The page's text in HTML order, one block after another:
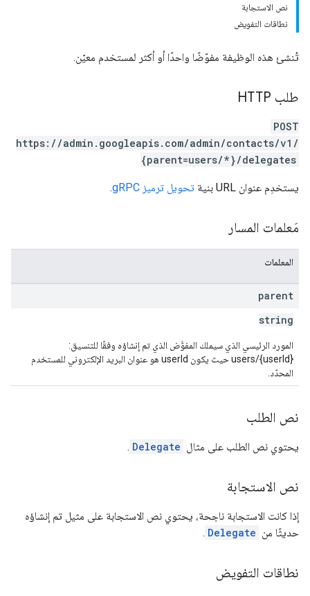
نص الاستجابة
نطاقات التفويض
تُنشئ هذه الوظيفة مفوّضًا واحدًا أو أكثر لمستخدم معيّن.
طلب HTTP
POST
https://admin.googleapis.com/admin/contacts/v1/
{parent=users/*}/delegates
يستخدِم عنوان URL بنية تحويل ترميز gRPC .
مَعلمات المسار
المعلمات
parent
string
المورد الرئيسي الذي سيملك المفوَّض الذي تم إنشاؤه وفقًا للتنسيق:
users/{userId} حيث يكون userId هو عنوان البريد الإلكتروني للمستخدم
المحدّد.
نص الطلب
يحتوي نص الطلب على مثال Delegate
.
نص الاستجابة
إذا كانت الاستجابة ناجحة، يحتوي نص الاستجابة على مثيل تم إنشاؤه
حديثًا من Delegate
.
نطاقات التفويض